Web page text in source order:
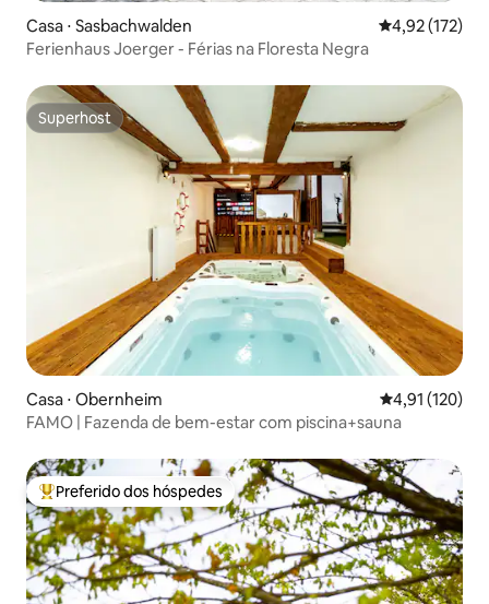
Casa ⋅ Sasbachwalden 4,92 de uma
4,92 (172)
Ferienhaus Joerger - Férias na Floresta Negra
Superhost
Superhost
Casa ⋅ Obernheim 4,91 de uma
4,91 (120)
FAMO | Fazenda de bem-estar com piscina+sauna
Entre os melhores preferidos dos hóspedes
Preferido dos hóspedes